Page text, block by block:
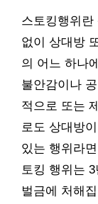
스토킹행위
없이 상대방
의 어느 하나
불안감이나
적으로 또는
로도 상대방
있는 행위라
토킹 행위는
벌금에 처해